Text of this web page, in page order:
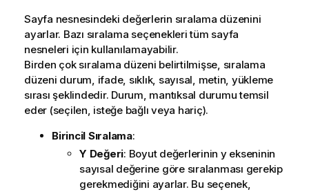
Sayfa nesnesindeki değerlerin sıralama düzenini
ayarlar. Bazı sıralama seçenekleri tüm sayfa
nesneleri için kullanılamayabilir.
Birden çok sıralama düzeni belirtilmişse, sıralama
düzeni durum, ifade, sıklık, sayısal, metin, yükleme
sırası şeklindedir. Durum, mantıksal durumu temsil
eder (seçilen, isteğe bağlı veya hariç).
Birincil Sıralama:
Y Değeri: Boyut değerlerinin y ekseninin
sayısal değerine göre sıralanması gerekip
gerekmediğini ayarlar. Bu seçenek,